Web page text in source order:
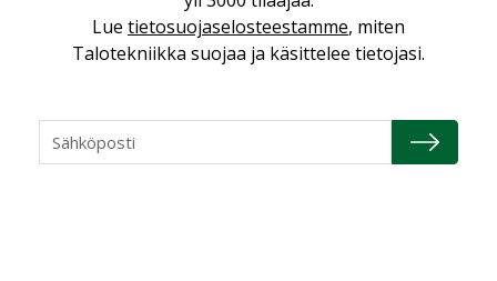
NIMITYKSET
Consti
NIMITYKSET
Lue tietosuojaselosteestamme, miten
Talotekniikka suojaa ja käsittelee tietojasi.